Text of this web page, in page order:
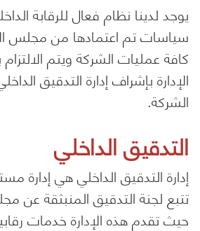
يوجد لدينا نظام فعال للرقابة
سياسات تم اعتمادها من مجلس
كافة عمليات الشركة ويتم
الإدارة بإشراف إدارة التدقيق
الشركة.
التدقيق الداخلي
إدارة التدقيق الداخلي هي إدارة
تتبع لجنة التدقيق المنبثقة عن
حيث تقدم هذه الإدارة خدمات